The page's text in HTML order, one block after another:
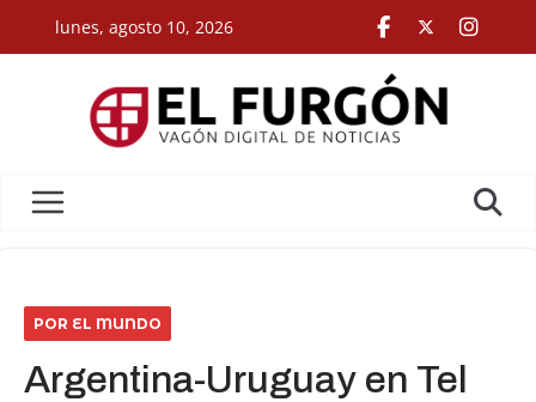
to
lunes, agosto 10, 2026
POR EL MUNDO
Argentina-Uruguay en Tel